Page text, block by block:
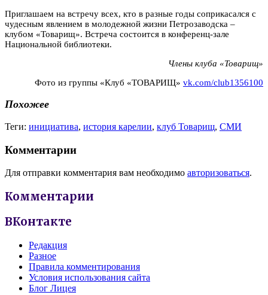
Приглашаем на встречу всех, кто в разные годы соприкасался с
чудесным явлением в молодежной жизни Петрозаводска –
клубом «Товарищ». Встреча состоится в конференц-зале
Национальной библиотеки.
Члены клуба «Товарищ»
Фото из группы «Клуб «ТОВАРИЩ» vk.com/club1356100
Похожее
Теги: инициатива, история карелии, клуб Товарищ, СМИ
Комментарии
Для отправки комментария вам необходимо авторизоваться.
Комментарии
ВКонтакте
Редакция
Разное
Правила комментирования
Условия использования сайта
Блог Лицея